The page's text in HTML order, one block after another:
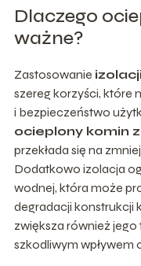
Dlaczego
ważne?
Zastosowanie
szereg korzyści, które
i bezpieczeństwo
ocieplony komin
przekłada się na
Dodatkowo izolacja
wodnej, która może
degradacji konstrukcji
zwiększa również jego
szkodliwym